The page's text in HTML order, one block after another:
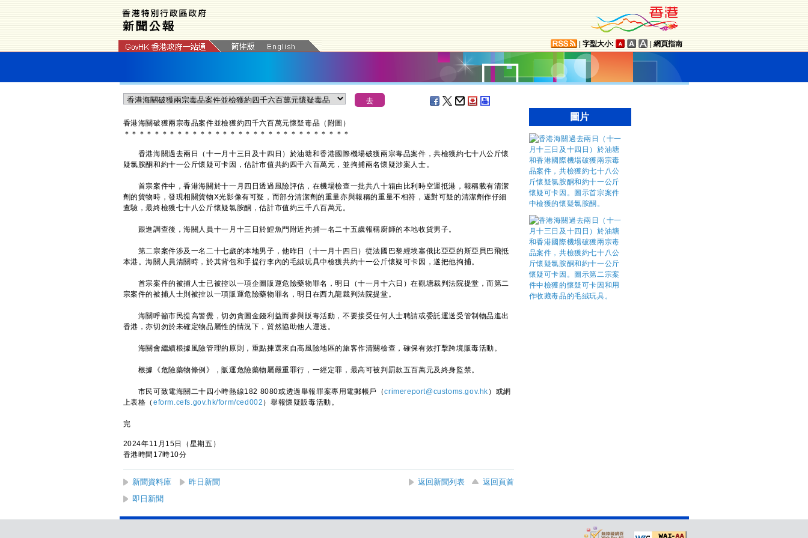
字型大小: 網頁指南
香港海關破獲兩宗毒品案件並檢獲約四千六百萬元懷疑毒品（附圖）
＊ ＊ ＊ ＊ ＊ ＊ ＊ ＊ ＊ ＊ ＊ ＊ ＊ ＊ ＊ ＊ ＊ ＊ ＊ ＊ ＊ ＊ ＊ ＊ ＊ ＊ ＊ ＊ ＊ ＊
香港海關過去兩日（十一月十三日及十四日）於油塘和香港國際機場破獲兩宗毒品案件，共檢獲約七十八公斤懷
疑氯胺酮和約十一公斤懷疑可卡因，估計市值共約四千六百萬元，並拘捕兩名懷疑涉案人士。
首宗案件中，香港海關於十一月四日透過風險評估，在機場檢查一批共八十箱由比利時空運抵港，報稱載有清潔
劑的貨物時，發現相關貨物X光影像有可疑，而部分清潔劑的重量亦與報稱的重量不相符，遂對可疑的清潔劑作仔細
查驗，最終檢獲七十八公斤懷疑氯胺酮，估計市值約三千八百萬元。
跟進調查後，海關人員十一月十三日於鯉魚門附近拘捕一名二十五歲報稱廚師的本地收貨男子。
第二宗案件涉及一名二十七歲的本地男子，他昨日（十一月十四日）從法國巴黎經埃塞俄比亞亞的斯亞貝巴飛抵
本港。海關人員清關時，於其背包和手提行李內的毛絨玩具中檢獲共約十一公斤懷疑可卡因，遂把他拘捕。
首宗案件的被捕人士已被控以一項企圖販運危險藥物罪名，明日（十一月十六日）在觀塘裁判法院提堂，而第二
宗案件的被捕人士則被控以一項販運危險藥物罪名，明日在西九龍裁判法院提堂。
海關呼籲市民提高警覺，切勿貪圖金錢利益而參與販毒活動，不要接受任何人士聘請或委託運送受管制物品進出
香港，亦切勿於未確定物品屬性的情況下，貿然協助他人運送。
海關會繼續根據風險管理的原則，重點揀選來自高風險地區的旅客作清關檢查，確保有效打擊跨境販毒活動。
根據《危險藥物條例》，販運危險藥物屬嚴重罪行，一經定罪，最高可被判罰款五百萬元及終身監禁。
市民可致電海關二十四小時熱線182 8080或透過舉報罪案專用電郵帳戶（crimereport@customs.gov.hk ）或網
上表格（ eform.cefs.gov.hk/form/ced002 ）舉報懷疑販毒活動。
完
2024年11月15日（星期五）
香港時間17時10分
新聞資料庫 昨日新聞 返回新聞列表
返回頁首
即日新聞
圖片